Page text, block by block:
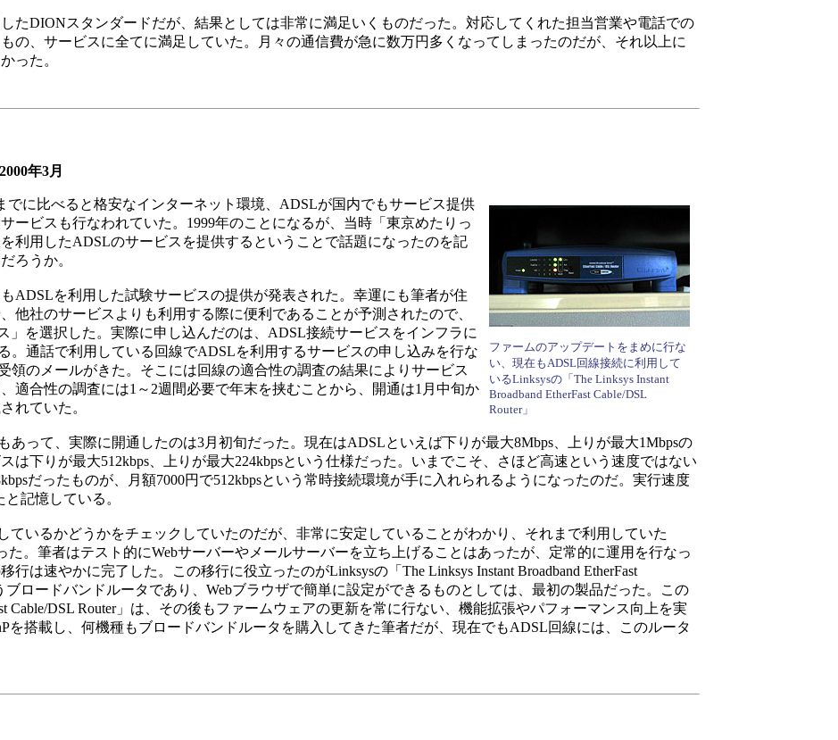
たDIONスタンダードだが、結果としては非常に満足いくものだった。対応してくれた担当営業や電話での
の、サービスに全てに満足していた。月々の通信費が急に数万円多くなってしまったのだが、それ以上に
った。
年3月
ファームのアップデートをまめに行な
い、現在もADSL回線接続に利用して
いるLinksysの「The Linksys Instant
Broadband EtherFast Cable/DSL
Router」
に比べると格安なインターネット環境、ADSLが国内でもサービス提供
ービスも行なわれていた。1999年のことになるが、当時「東京めたりっ
利用したADSLのサービスを提供するということで話題になったのを記
ろうか。
ADSLを利用した試験サービスの提供が発表された。幸運にも筆者が住
他社のサービスよりも利用する際に便利であることが予測されたので、
」を選択した。実際に申し込んだのは、ADSL接続サービスをインフラに
。通話で利用している回線でADSLを利用するサービスの申し込みを行な
領のメールがきた。そこには回線の適合性の調査の結果によりサービス
適合性の調査には1～2週間必要で年末を挟むことから、開通は1月中旬か
れていた。
って、実際に開通したのは3月初旬だった。現在はADSLといえば下りが最大8Mbps、上りが最大1Mbpsの
は下りが最大512kbps、上りが最大224kbpsという仕様だった。いまでこそ、さほど高速という速度ではない
だったものが、月額7000円で512kbpsという常時接続環境が手に入れられるようになったのだ。実行速度
記憶している。
いるかどうかをチェックしていたのだが、非常に安定していることがわかり、それまで利用していた
。筆者はテスト的にWebサーバーやメールサーバーを立ち上げることはあったが、定常的に運用を行なっ
は速やかに完了した。この移行に役立ったのがLinksysの「The Linksys Instant Broadband EtherFast
ブロードバンドルータであり、Webブラウザで簡単に設定ができるものとしては、最初の製品だった。この
Cable/DSL Router」は、その後もファームウェアの更新を常に行ない、機能拡張やパフォーマンス向上を実
を搭載し、何機種もブロードバンドルータを購入してきた筆者だが、現在でもADSL回線には、このルータ